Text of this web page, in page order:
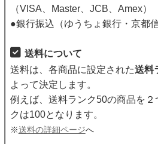
（VISA、Master、JCB、Amex）
●銀行振込（ゆうちょ銀行・京都信
送料について
送料は、各商品に設定された送料
よって決定します。
例えば、送料ランク50の商品を
クは100となります。
※送料の詳細ページへ